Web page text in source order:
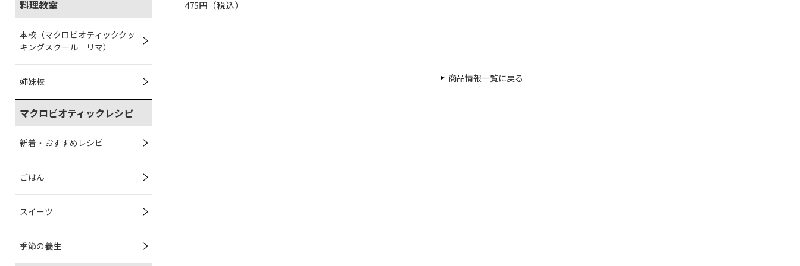
料理教室
本校（マクロビオティッククッ
キングスクール リマ）
姉妹校
マクロビオティックレシピ
新着・おすすめレシピ
ごはん
スイーツ
季節の養生
475円（税込）
商品情報一覧に戻る